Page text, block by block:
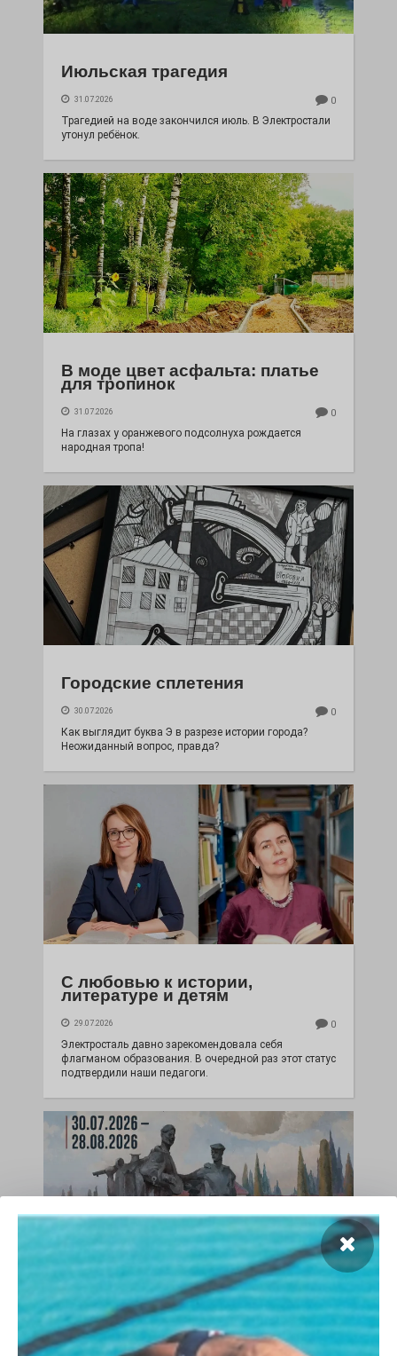
Июльская трагедия
31.07.2026 0
Трагедией на воде закончился июль. В Электростали
утонул ребёнок.
В моде цвет асфальта: платье
для тропинок
31.07.2026 0
На глазах у оранжевого подсолнуха рождается
народная тропа!
Городские сплетения
30.07.2026 0
Как выглядит буква Э в разрезе истории города?
Неожиданный вопрос, правда?
С любовью к истории,
литературе и детям
29.07.2026 0
Электросталь давно зарекомендовала себя
флагманом образования. В очередной раз этот статус
подтвердили наши педагоги.
Чувство Родины — одно на
всех
28.07.2026